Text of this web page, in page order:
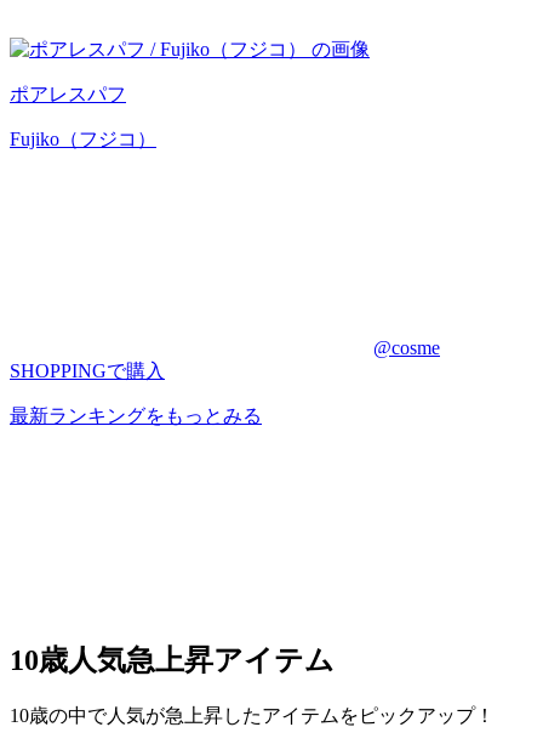
ポアレスパフ
Fujiko（フジコ）
@cosme
SHOPPINGで購入
最新ランキングをもっとみる
10歳人気急上昇アイテム
10歳の中で人気が急上昇したアイテムをピックアップ！